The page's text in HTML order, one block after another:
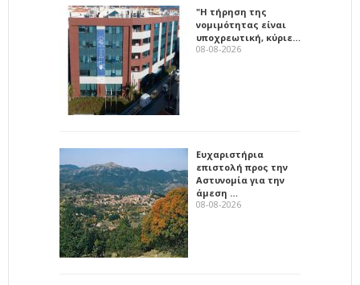
"Η τήρηση της
νομιμότητας είναι
υποχρεωτική, κύριε…
08-08-2026
Ευχαριστήρια
επιστολή προς την
Αστυνομία για την
άμεση …
08-08-2026